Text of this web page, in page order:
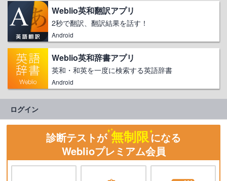
Weblio英和翻訳アプリ
2秒で翻訳、翻訳結果を話す！
Android
Weblio英和辞書アプリ
英和・和英を一度に検索する英語辞書
Android
ログイン
診断テストが 無制限になる
Weblioプレミアム会員